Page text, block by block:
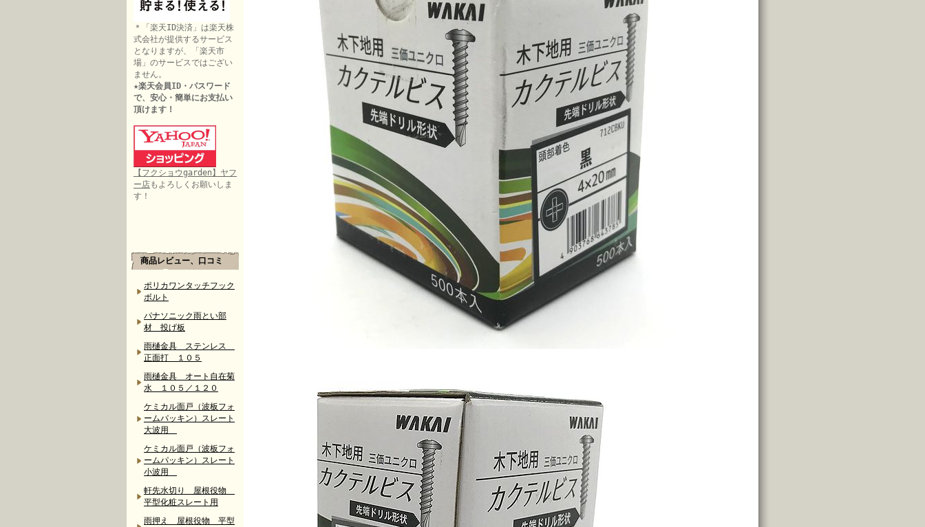
＊「楽天ID決済」は楽天株
式会社が提供するサービス
となりますが、「楽天市
場」のサービスではござい
ません。
★楽天会員ID・パスワード
で、安心・簡単にお支払い
頂けます！
【フクショウgarden】ヤフ
ー店もよろしくお願いしま
す！
商品レビュー、口コミ
ポリカワンタッチフック
ボルト
パナソニック雨とい部
材 投げ板
雨樋金具 ステンレス
正面打 １０５
雨樋金具 オート自在菊
水 １０５／１２０
ケミカル面戸（波板フォ
ームパッキン）スレート
大波用
ケミカル面戸（波板フォ
ームパッキン）スレート
小波用
軒先水切り 屋根役物
平型化粧スレート用
雨押え 屋根役物 平型